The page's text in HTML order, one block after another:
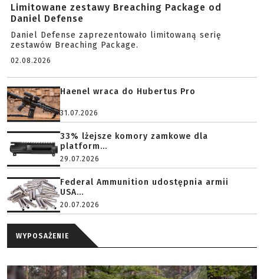
Limitowane zestawy Breaching Package od
Daniel Defense
Daniel Defense zaprezentowało limitowaną serię
zestawów Breaching Package.
02.08.2026
Haenel wraca do Hubertus Pro
31.07.2026
33% lżejsze komory zamkowe dla
platform...
29.07.2026
Federal Ammunition udostępnia armii
USA...
20.07.2026
WYPOSAŻENIE